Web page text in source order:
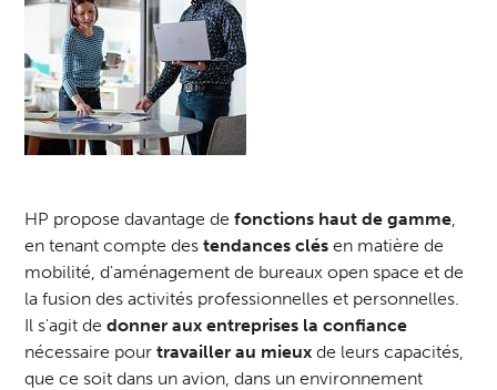
HP propose davantage de fonctions haut de gamme,
en tenant compte destendances clés en matière de
mobilité, d'aménagement de bureaux open space et de
la fusion des activités professionnelles et personnelles.
Il s'agit dedonner aux entreprises la confiance
nécessaire pourtravailler au mieux de leurs capacités,
que ce soit dans un avion, dans un environnement